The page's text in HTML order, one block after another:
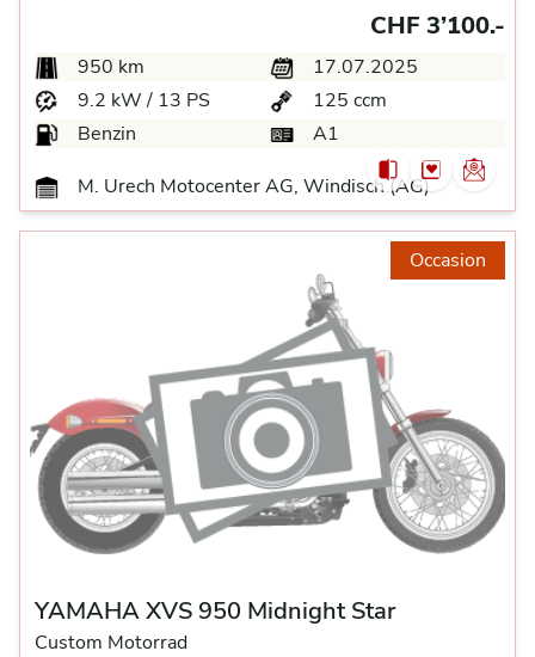
CHF 3’100.-
950 km
17.07.2025
9.2 kW / 13 PS
125 ccm
Benzin
A1
M. Urech Motocenter AG, Windisch (AG)
Occasion
YAMAHA XVS 950 Midnight Star
Custom Motorrad